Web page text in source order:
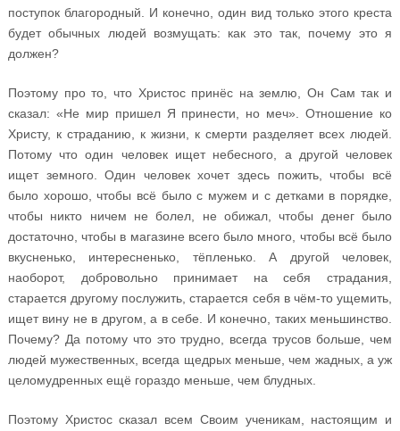
поступок благородный. И конечно, один вид только этого креста
будет обычных людей возмущать: как это так, почему это я
должен?
Поэтому про то, что Христос принёс на землю, Он Сам так и
сказал: «Не мир пришел Я принести, но меч». Отношение ко
Христу, к страданию, к жизни, к смерти разделяет всех людей.
Потому что один человек ищет небесного, а другой человек
ищет земного. Один человек хочет здесь пожить, чтобы всё
было хорошо, чтобы всё было с мужем и с детками в порядке,
чтобы никто ничем не болел, не обижал, чтобы денег было
достаточно, чтобы в магазине всего было много, чтобы всё было
вкусненько, интересненько, тёпленько. А другой человек,
наоборот, добровольно принимает на себя страдания,
старается другому послужить, старается себя в чём-то ущемить,
ищет вину не в другом, а в себе. И конечно, таких меньшинство.
Почему? Да потому что это трудно, всегда трусов больше, чем
людей мужественных, всегда щедрых меньше, чем жадных, а уж
целомудренных ещё гораздо меньше, чем блудных.
Поэтому Христос сказал всем Своим ученикам, настоящим и